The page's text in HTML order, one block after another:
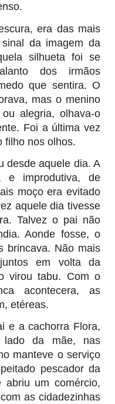
era das mais
da imagem da
silhueta foi se
dos irmãos
que sentira. O
mas o menino
alegria, olhava-o
Foi a última vez
filho nos olhos.
desde aquele dia. A
improdutiva, de
moço era evitado
aquele dia tivesse
Talvez o pai não
Aonde fosse, o
brincava. Não mais
em volta da
virou tabu. Com o
acontecera, as
etéreas.
e a cachorra Flora,
lado da mãe, nas
manteve o serviço
pescador da
um comércio,
as cidadezinhas